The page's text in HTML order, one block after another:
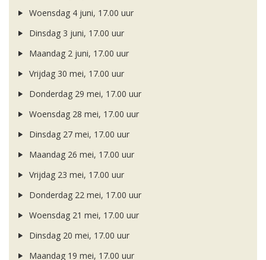
Woensdag 4 juni, 17.00 uur
Dinsdag 3 juni, 17.00 uur
Maandag 2 juni, 17.00 uur
Vrijdag 30 mei, 17.00 uur
Donderdag 29 mei, 17.00 uur
Woensdag 28 mei, 17.00 uur
Dinsdag 27 mei, 17.00 uur
Maandag 26 mei, 17.00 uur
Vrijdag 23 mei, 17.00 uur
Donderdag 22 mei, 17.00 uur
Woensdag 21 mei, 17.00 uur
Dinsdag 20 mei, 17.00 uur
Maandag 19 mei, 17.00 uur